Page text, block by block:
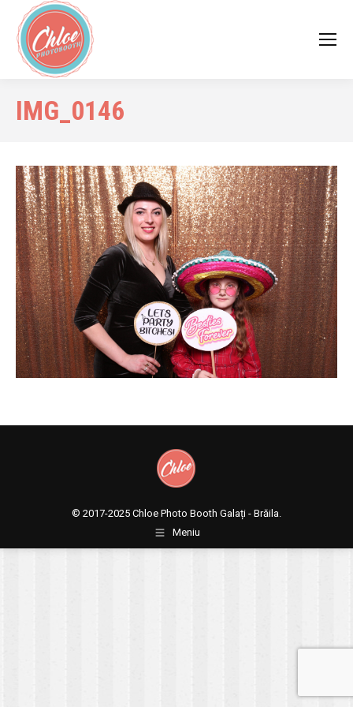
IMG_0146
© 2017-2025 Chloe Photo Booth Galați - Brăila.
Meniu